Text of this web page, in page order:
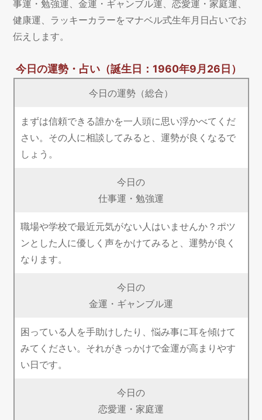
事運・勉強運、金運・ギャンブル運、恋愛運・家庭運、
健康運、ラッキーカラーをマナベル式生年月日占いでお
伝えします。
今日の運勢・占い（誕生日：1960年9月26日）
今日の運勢（総合）
まずは信頼できる誰かを一人頭に思い浮かべてくだ
さい。その人に相談してみると、運勢が良くなるで
しょう。
今日の
仕事運・勉強運
職場や学校で最近元気がない人はいませんか？ポツ
ンとした人に優しく声をかけてみると、運勢が良く
なります。
今日の
金運・ギャンブル運
困っている人を手助けしたり、悩み事に耳を傾けて
みてください。それがきっかけで金運が高まりやす
い日です。
今日の
恋愛運・家庭運